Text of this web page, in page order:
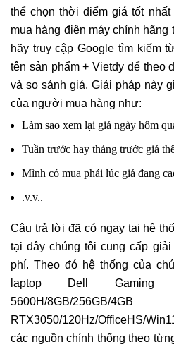
thể chọn thời điểm giá tốt
mua hàng điện máy chính hãng
hãy truy cập Google tìm kiếm
tên sản phẩm + Vietdy để theo
và so sánh giá. Giải pháp này
của người mua hàng như:
Làm sao xem lại giá ngày hôm
Tuần trước hay tháng trước giá
Mình có mua phải lúc giá đang
.v.v..
Câu trả lời đã có ngay tại hệ
tại đây chúng tôi cung cấp
phí. Theo đó hệ thống của
laptop Dell
5600H/8GB/256GB/4GB
RTX3050/120Hz/OfficeHS/
các nguồn chính thống theo